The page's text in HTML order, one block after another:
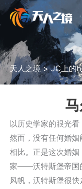
跳
容
天人之境>JC上的
以历史学家的眼光看
然而，没有任何婚姻
相比。正是这次婚
家——沃特斯堡帝国
风帆，沃特斯堡很